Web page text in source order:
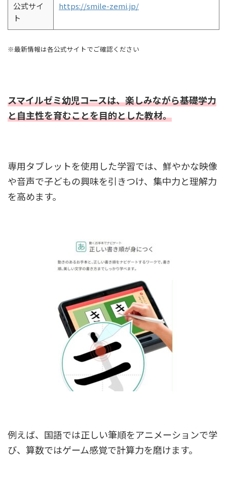
公式サイ
ト
https://smile-zemi.jp/
※最新情報は各公式サイトでご確認ください
スマイルゼミ幼児コースは、楽しみながら基礎学力
と自主性を育むことを目的とした教材。
専用タブレットを使用した学習では、鮮やかな映像
や音声で子どもの興味を引きつけ、集中力と理解力
を高めます。
例えば、国語では正しい筆順をアニメーションで学
び、算数ではゲーム感覚で計算力を磨けます。